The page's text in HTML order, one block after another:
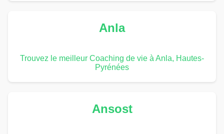
Anla
Trouvez le meilleur Coaching de vie à Anla, Hautes-
Pyrénées
Ansost